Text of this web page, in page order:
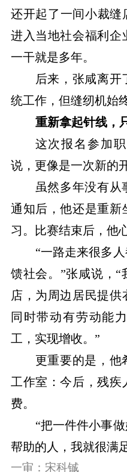
还开起了一间小裁缝
进入当地社会福利企
一干就是多年。
后来，张咸离开
统工作，但缝纫机始
重新拿起针线，
这次报名参加
说，更像是一次新的
虽然多年没有从
通知后，他还是重新
习。比赛结束后，他
“一路走来很多
馈社会。”张咸说，
店，为周边居民提供
同时带动有劳动能
工，实现增收。”
更重要的是，他
工作室：今后，残疾
费。
“把一件件小事
帮助的人，我就很满
一审：宋科铖